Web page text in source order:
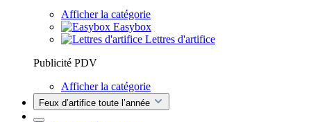
Afficher la catégorie
Easybox
Lettres d'artifice
Publicité PDV
Afficher la catégorie
Feux d’artifice toute l’année